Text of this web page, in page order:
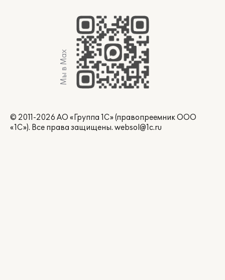
Мы в Max
© 2011-2026 АО «Группа 1С» (правопреемник ООО
«1С»). Все права защищены. websol@1c.ru